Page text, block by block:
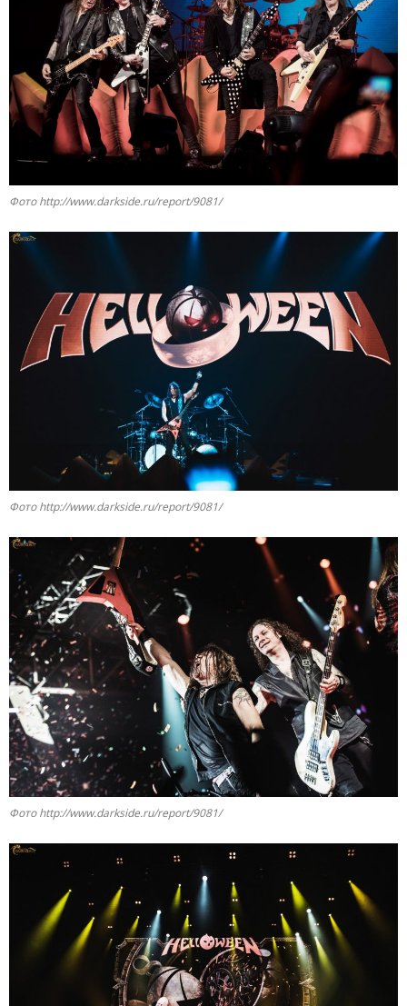
Фото http://www.darkside.ru/report/9081/
Фото http://www.darkside.ru/report/9081/
Фото http://www.darkside.ru/report/9081/